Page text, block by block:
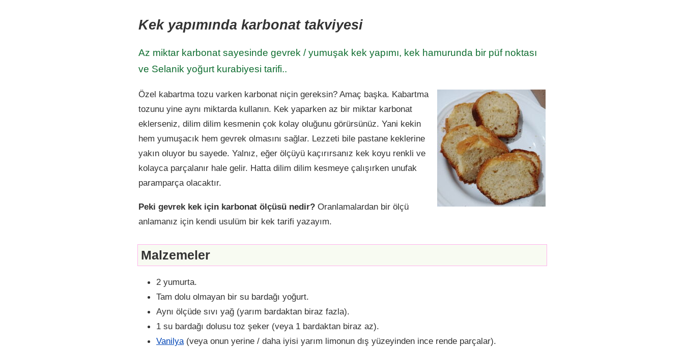
Kek yapımında karbonat takviyesi
Az miktar karbonat sayesinde gevrek / yumuşak kek yapımı, kek hamurunda bir püf noktası
ve Selanik yoğurt kurabiyesi tarifi..
Özel kabartma tozu varken karbonat niçin gereksin? Amaç başka. Kabartma
tozunu yine aynı miktarda kullanın. Kek yaparken az bir miktar karbonat
eklerseniz, dilim dilim kesmenin çok kolay oluğunu görürsünüz. Yani kekin
hem yumuşacık hem gevrek olmasını sağlar. Lezzeti bile pastane keklerine
yakın oluyor bu sayede. Yalnız, eğer ölçüyü kaçırırsanız kek koyu renkli ve
kolayca parçalanır hale gelir. Hatta dilim dilim kesmeye çalışırken unufak
paramparça olacaktır.
Peki gevrek kek için karbonat ölçüsü nedir? Oranlamalardan bir ölçü
anlamanız için kendi usulüm bir kek tarifi yazayım.
Malzemeler
2 yumurta.
Tam dolu olmayan bir su bardağı yoğurt.
Aynı ölçüde sıvı yağ (yarım bardaktan biraz fazla).
1 su bardağı dolusu toz şeker (veya 1 bardaktan biraz az).
Vanilya(veya onun yerine / daha iyisi yarım limonun dış yüzeyinden ince rende parçalar).